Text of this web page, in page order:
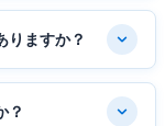
りますか？
？